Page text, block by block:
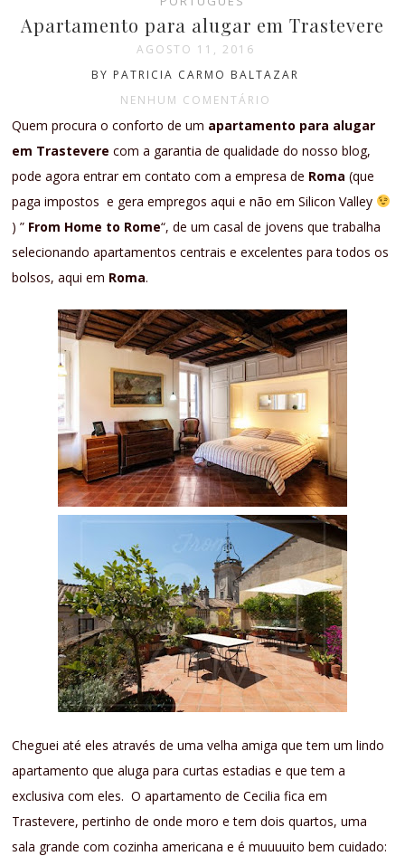
Apartamento para alugar em Trastevere
AGOSTO 11, 2016
BY PATRICIA CARMO BALTAZAR
NENHUM COMENTÁRIO
Quem procura o conforto de um apartamento para alugar
em Trastevere com a garantia de qualidade do nosso blog,
pode agora entrar em contato com a empresa de Roma(que
paga impostos e gera empregos aqui e não em Silicon Valley
) ” From Home to Rome“, de um casal de jovens que trabalha
selecionando apartamentos centrais e excelentes para todos os
bolsos, aqui em Roma.
Cheguei até eles através de uma velha amiga que tem um lindo
apartamento que aluga para curtas estadias e que tem a
exclusiva com eles. O apartamento de Cecilia fica em
Trastevere, pertinho de onde moro e tem dois quartos, uma
sala grande com cozinha americana e é muuuuito bem cuidado: